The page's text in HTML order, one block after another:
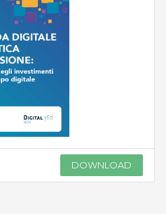
DOWNLOAD